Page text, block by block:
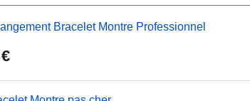
Bracelet Montre Professionnel